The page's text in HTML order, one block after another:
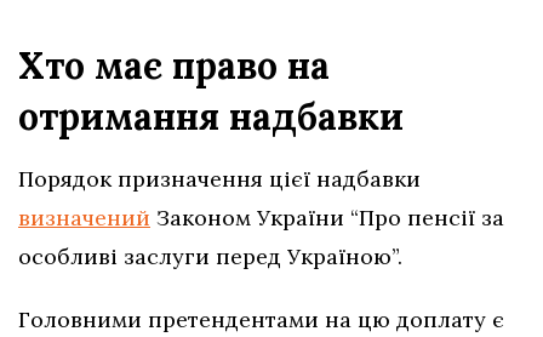
Хто має право на
отримання надбавки
Порядок призначення цієї надбавки
визначений Законом України “Про пенсії за
особливі заслуги перед Україною”.
Головними претендентами на цю доплату є